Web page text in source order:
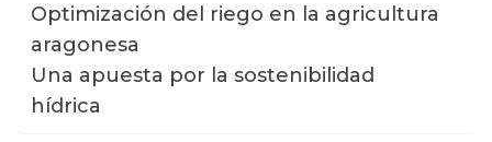
Optimización del riego en la agricultura
aragonesa
Una apuesta por la sostenibilidad
hídrica